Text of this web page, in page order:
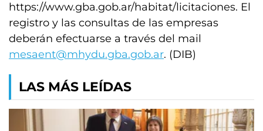
https://www.gba.gob.ar/habitat/licitaciones. El
registro y las consultas de las empresas
deberán efectuarse a través del mail
mesaent@mhydu.gba.gob.ar. (DIB)
LAS MÁS LEÍDAS